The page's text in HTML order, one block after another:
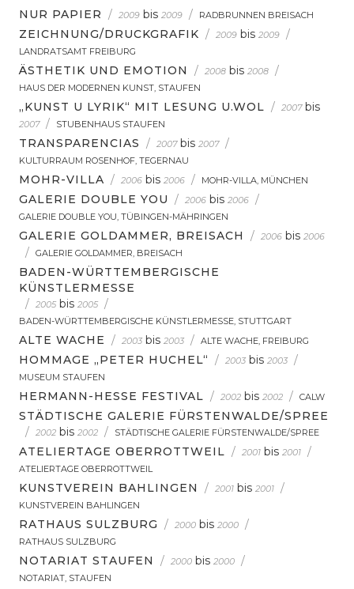
NUR PAPIER / 2009 bis 2009 / RADBRUNNEN BREISACH
ZEICHNUNG/DRUCKGRAFIK / 2009 bis 2009 /
LANDRATSAMT FREIBURG
ÄSTHETIK UND EMOTION / 2008 bis 2008 /
HAUS DER MODERNEN KUNST, STAUFEN
„KUNST U LYRIK“ MIT LESUNG U.WOL / 2007 bis
2007 / STUBENHAUS STAUFEN
TRANSPARENCIAS / 2007 bis 2007 /
KULTURRAUM ROSENHOF, TEGERNAU
MOHR-VILLA / 2006 bis 2006 / MOHR-VILLA, MÜNCHEN
GALERIE DOUBLE YOU / 2006 bis 2006 /
GALERIE DOUBLE YOU, TÜBINGEN-MÄHRINGEN
GALERIE GOLDAMMER, BREISACH / 2006 bis 2006
/ GALERIE GOLDAMMER, BREISACH
BADEN-WÜRTTEMBERGISCHE
KÜNSTLERMESSE
/ 2005 bis 2005 /
BADEN-WÜRTTEMBERGISCHE KÜNSTLERMESSE, STUTTGART
ALTE WACHE / 2003 bis 2003 / ALTE WACHE, FREIBURG
HOMMAGE „PETER HUCHEL“ / 2003 bis 2003 /
MUSEUM STAUFEN
HERMANN-HESSE FESTIVAL / 2002 bis 2002 / CALW
STÄDTISCHE GALERIE FÜRSTENWALDE/SPREE
/ 2002 bis 2002 / STÄDTISCHE GALERIE FÜRSTENWALDE/SPREE
ATELIERTAGE OBERROTTWEIL / 2001 bis 2001 /
ATELIERTAGE OBERROTTWEIL
KUNSTVEREIN BAHLINGEN / 2001 bis 2001 /
KUNSTVEREIN BAHLINGEN
RATHAUS SULZBURG / 2000 bis 2000 /
RATHAUS SULZBURG
NOTARIAT STAUFEN / 2000 bis 2000 /
NOTARIAT, STAUFEN